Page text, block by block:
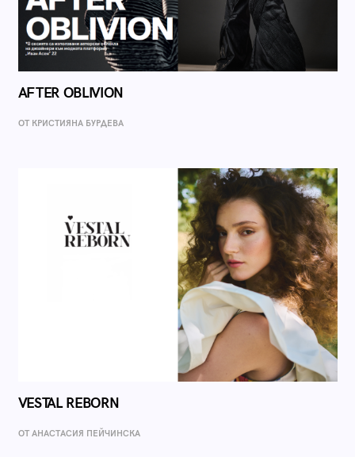
AFTER OBLIVION
ОТ КРИСТИЯНА БУРДЕВА
VESTAL REBORN
ОТ AНАСТАСИЯ ПЕЙЧИНСКА